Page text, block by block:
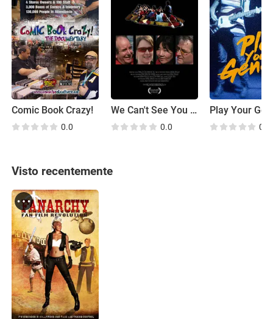
Comic Book Crazy!
0.0
We Can't See You Beating Us
0.0
Play Your
0.0
Visto recentemente